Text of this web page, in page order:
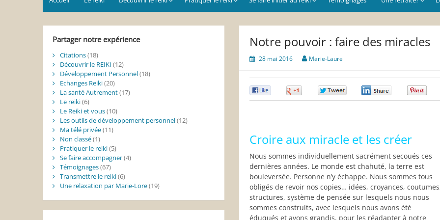
Notre pouvoir : faire des miracles
28 mai 2016 Marie-Laure
Croire aux miracle et les créer
Nous sommes individuellement sacrément secoués ces
dernières années. Le monde est chahuté, la terre est
bouleversée. Personne n’y échappe. Nous sommes tous
obligés de revoir nos copies… idées, croyances,
structures, système de pensée sur lesquels nous nous
sommes construits, avec lesquels nous avons été
éduqués et avons grandis, pour les réadapter à notre
Partager notre expérience
Citations(18)
Découvrir le REIKI (12)
Développement Personnel(18)
Echanges Reiki(20)
La santé Autrement(17)
Le reiki(6)
Le Reiki et vous(10)
Les outils de développement personnel(12)
Ma télé privée(11)
Non classé(1)
Pratiquer le reiki(5)
Se faire accompagner(4)
Témoignages(67)
Transmettre le reiki(6)
Une relaxation par Marie-Lore(19)